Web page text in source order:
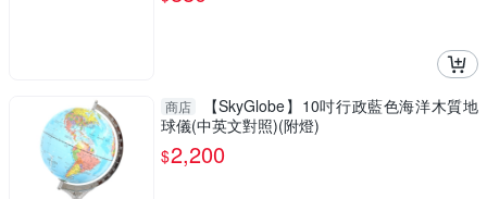
商店
【SkyGlobe】10吋行政藍色海洋木質地
球儀(中英文對照)(附燈)
$2,200